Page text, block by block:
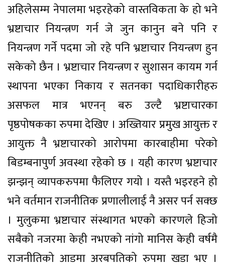
अहिलेसम्म नेपालमा भइरहेको वास्तविकता के हो भने
भ्रष्टाचार नियन्त्रण गर्न जे जुन कानुन बने पनि र
नियन्त्रण गर्ने पदमा जो रहे पनि भ्रष्टाचार नियन्त्रण हुन
सकेको छैन । भ्रष्टाचार नियन्त्रण र सुशासन कायम गर्न
स्थापना भएका निकाय र सतनका पदाधिकारीहरु
असफल मात्र भएनन् बरु उल्टै भ्रष्टाचारका
पृष्ठपोषकका रुपमा देखिए । अख्तियार प्रमुख आयुक्त र
आयुक्त नै भ्रष्टाचारको आरोपमा कारबाहीमा परेको
बिडम्बनापुर्ण अवस्था रहेको छ । यही कारण भ्रष्टाचार
झन्झन् व्यापकरुपमा फैलिएर गयो । यस्तै भइरहने हो
भने वर्तमान राजनीतिक प्रणालीलाई नै असर पर्न सक्छ
। मुलुकमा भ्रष्टाचार संस्थागत भएको कारणले हिजो
सबैको नजरमा केही नभएको नांगो मानिस केही वर्षमै
राजनीतिको आडमा अरबपतिको रुपमा खडा भए ।